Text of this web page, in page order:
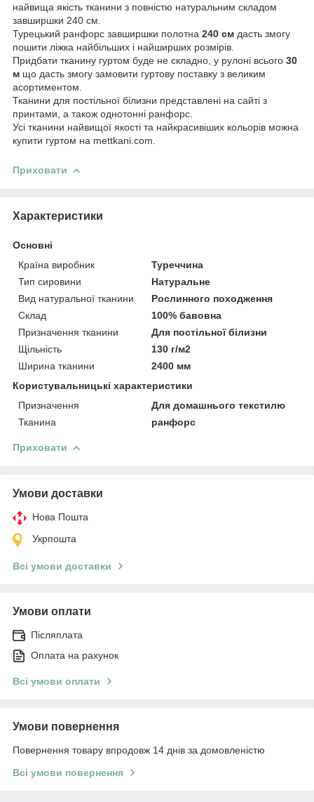
найвища якість тканини з повністю натуральним складом
завширшки 240 см.
Турецький ранфорс завширшки полотна 240 см дасть змогу
пошити ліжка найбільших і найширших розмірів.
Придбати тканину гуртом буде не складно, у рулоні всього 30
м що дасть змогу замовити гуртову поставку з великим
асортиментом.
Тканини для постільної білизни представлені на сайті з
принтами, а також однотонні ранфорс.
Усі тканини найвищої якості та найкрасивіших кольорів можна
купити гуртом на mettkani.com.
Приховати
Характеристики
Основні
Країна виробник
Туреччина
Тип сировини
Натуральне
Вид натуральної тканини
Рослинного походження
Склад
100% бавовна
Призначення тканини
Для постільної білизни
Щільність
130 г/м2
Ширина тканини
2400 мм
Користувальницькі характеристики
Призначення
Для домашнього текстилю
Тканина
ранфорс
Приховати
Умови доставки
Нова Пошта
Укрпошта
Всі умови доставки
Умови оплати
Післяплата
Оплата на рахунок
Всі умови оплати
Умови повернення
Повернення товару впродовж 14 днів за домовленістю
Всі умови повернення